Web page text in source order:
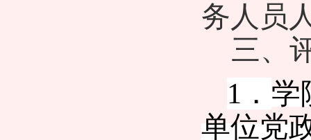
务人员
三、
1． 学
单位党